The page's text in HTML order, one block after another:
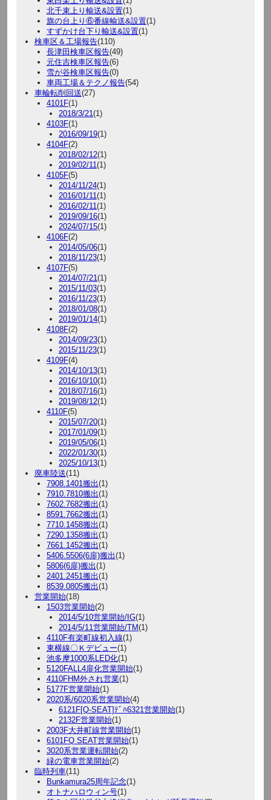
北千束上り輸送&設置(1)
旗の台上り⑥番線輸送&設置(1)
すずかけ台下り輸送&設置(1)
検車区＆工場報告(110)
長津田検車区報告(49)
元住吉検車区報告(6)
雪が谷検車区報告(0)
車両工場＆テクノ報告(54)
車輪転削回送(27)
4101F(1)
2018/3/21 (1)
4103F(1)
2016/09/19(1)
4104F(2)
2018/02/12(1)
2019/02/11 (1)
4105F(5)
2014/11/24(1)
2016/01/11 (1)
2016/02/11 (1)
2019/09/16(1)
2024/07/15(1)
4106F(2)
2014/05/06(1)
2018/11/23(1)
4107F(5)
2014/07/21 (1)
2015/11/03(1)
2016/11/23(1)
2018/01/08(1)
2019/01/14(1)
4108F(2)
2014/09/23(1)
2015/11/23(1)
4109F(4)
2014/10/13(1)
2016/10/10(1)
2018/07/16(1)
2019/08/12(1)
4110F(5)
2015/07/20(1)
2017/01/09(1)
2019/05/06(1)
2022/01/30(1)
2025/10/13(1)
廃車陸送(11)
7908.1401搬出(1)
7910.7810搬出(1)
7602.7682搬出(1)
8591.7662搬出(1)
7710.1458搬出(1)
7290.1358搬出(1)
7661.1452搬出(1)
5406.5506(6扉)搬出(1)
5806(6扉)搬出(1)
2401.2451搬出(1)
8539.0805搬出(1)
営業開始(18)
1503営業開始(2)
2014/5/10営業開始/IG(1)
2014/5/11営業開始/TM(1)
4110F有楽町線初入線(1)
東横線〇Ｋデビュー(1)
池多摩1000系LED化(1)
5120FALL4扉化営業開始(1)
4110FHM外され営業(1)
5177F営業開始(1)
2020系/6020系営業開始(4)
6121F[Q-SEAT]ﾃﾞﾊ6321営業開始(1)
2132F営業開始(1)
2003F大井町線営業開始(1)
6101FQ SEAT営業開始(1)
3020系営業運転開始(2)
緑の電車営業開始(2)
臨時列車(11)
Bunkamura25周年記念(1)
オトナハロウィン号(1)